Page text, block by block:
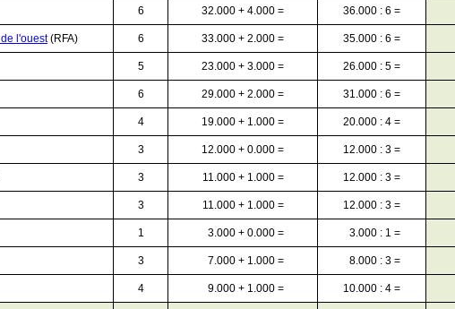
6 32.000 + 4.000 = 36.000 : 6 =
l'ouest(RFA) 6 33.000 + 2.000 = 35.000 : 6 =
5 23.000 + 3.000 = 26.000 : 5 =
6 29.000 + 2.000 = 31.000 : 6 =
4 19.000 + 1.000 = 20.000 : 4 =
3 12.000 + 0.000 = 12.000 : 3 =
3 11.000 + 1.000 = 12.000 : 3 =
3 11.000 + 1.000 = 12.000 : 3 =
1 3.000 + 0.000 = 3.000 : 1 =
3 7.000 + 1.000 = 8.000 : 3 =
4 9.000 + 1.000 = 10.000 : 4 =